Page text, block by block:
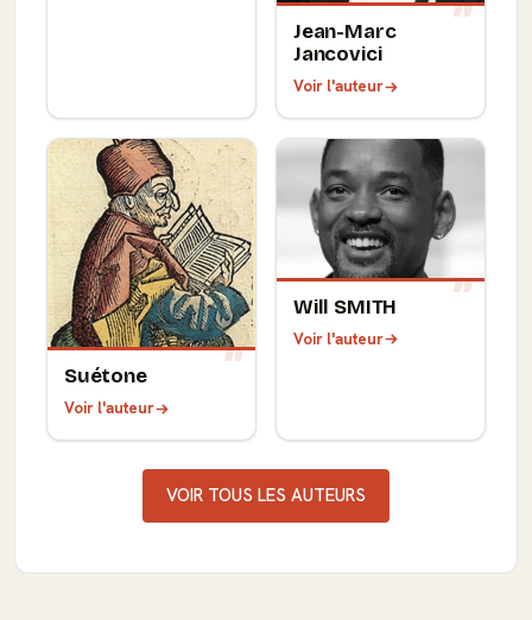
Jean-Marc
Jancovici
Voir l'auteur
Suétone
Voir l'auteur
Will SMITH
Voir l'auteur
VOIR TOUS LES AUTEURS